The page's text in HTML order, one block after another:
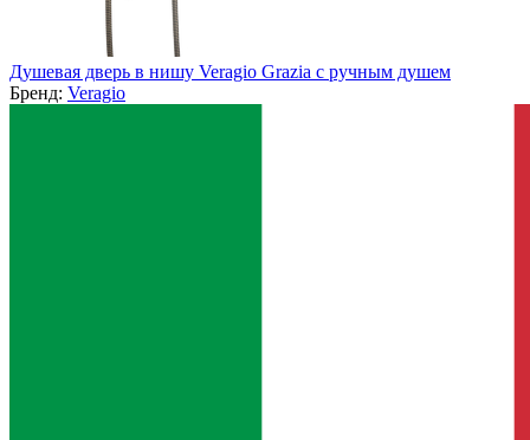
Душевая дверь в нишу Veragio Grazia с ручным душем
Бренд: Veragio